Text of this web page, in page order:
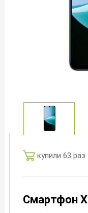
купили 63 раз
Смартфон